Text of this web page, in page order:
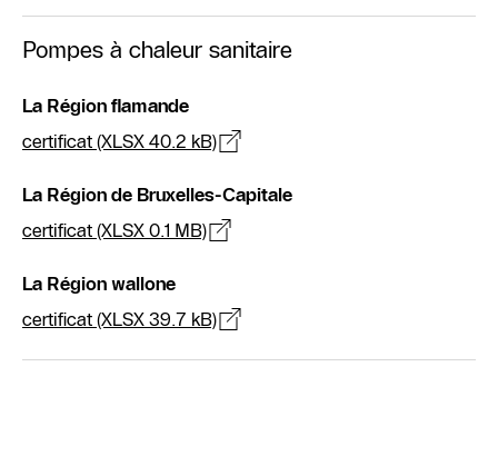
Pompes à chaleur sanitaire
La Région flamande
certificat (XLSX 40.2 kB)
La Région de Bruxelles-Capitale
certificat (XLSX 0.1 MB)
La Région wallone
certificat (XLSX 39.7 kB)